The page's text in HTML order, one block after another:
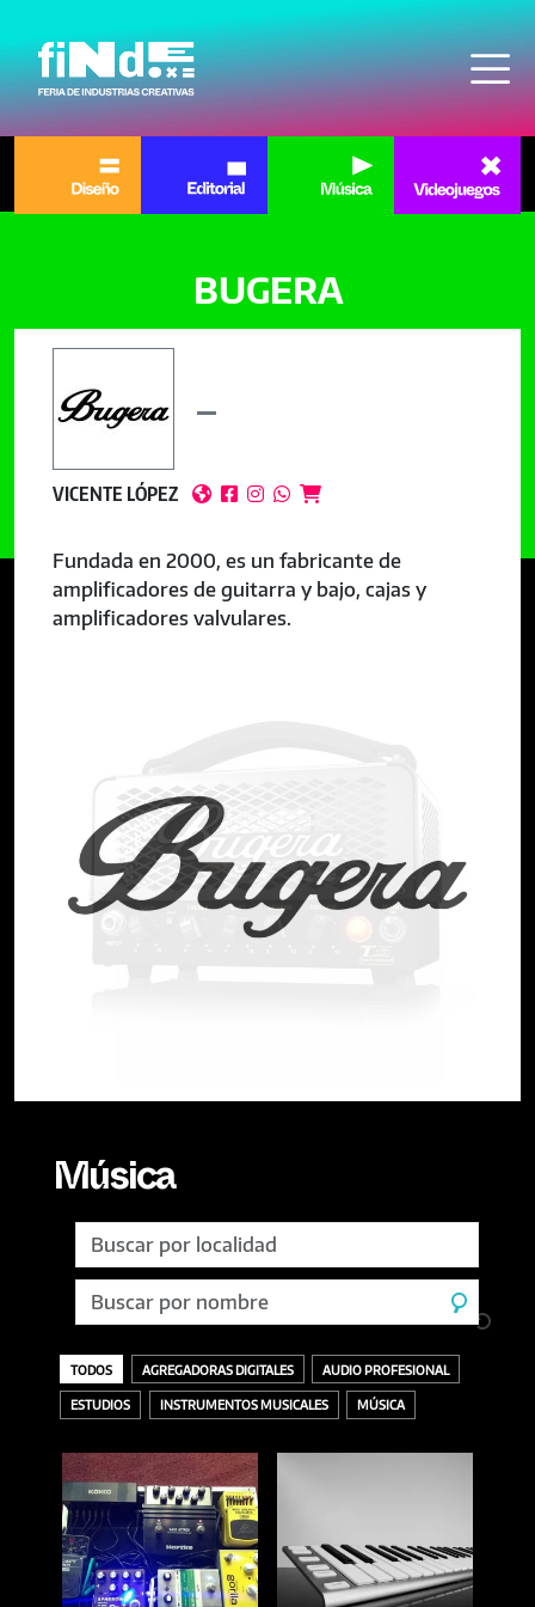
BUGERA
VICENTE LÓPEZ     
Fundada en 2000, es un fabricante de
amplificadores de guitarra y bajo, cajas y
amplificadores valvulares.
Música
TODOS AGREGADORAS DIGITALES AUDIO PROFESIONAL
ESTUDIOS INSTRUMENTOS MUSICALES MÚSICA
SELLOS DISCOGRÁFICOS VINILOS
BANDEJAS Y PÚAS DESCARGA O DIGITAL
AMPLIFICADORES CDS INTERFACES MEZCLA
BAJOS MEZCLADORES OTROS BATERÍAS